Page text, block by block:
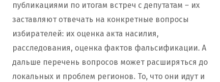
публикациями по итогам встреч с депутатам – их
заставляют отвечать на конкретные вопросы
избирателей: их оценка акта насилия,
расследования, оценка фактов фальсификации. А
дальше перечень вопросов может расширяться до
локальных и проблем регионов. То, что они идут и